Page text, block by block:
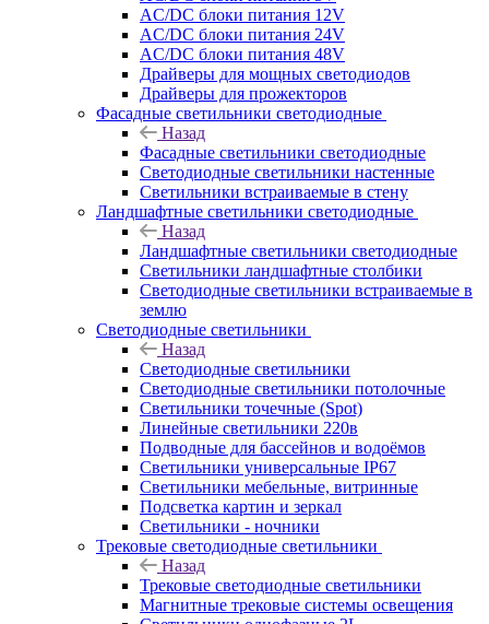
AC/DC блоки питания 12V
AC/DC блоки питания 24V
AC/DC блоки питания 48V
Драйверы для мощных светодиодов
Драйверы для прожекторов
Фасадные светильники светодиодные
Назад
Фасадные светильники светодиодные
Светодиодные светильники настенные
Светильники встраиваемые в стену
Ландшафтные светильники светодиодные
Назад
Ландшафтные светильники светодиодные
Светильники ландшафтные столбики
Светодиодные светильники встраиваемые в
землю
Светодиодные светильники
Назад
Светодиодные светильники
Светодиодные светильники потолочные
Светильники точечные (Spot)
Линейные светильники 220в
Подводные для бассейнов и водоёмов
Светильники универсальные IP67
Светильники мебельные, витринные
Подсветка картин и зеркал
Светильники - ночники
Трековые светодиодные светильники
Назад
Трековые светодиодные светильники
Магнитные трековые системы освещения